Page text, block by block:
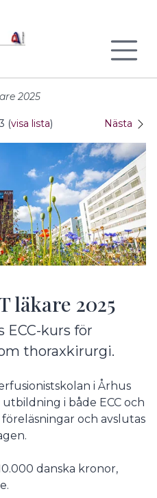
2025
(visa lista) Nästa
läkare 2025
ECC-kurs för
thoraxkirurgi.
i Århus
i både ECC och
och avslutas
danska kronor,